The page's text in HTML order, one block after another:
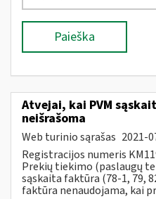
Paieška
Atvejai, kai PVM
neišrašoma
Web turinio sąrašas 2021-
Registracijos numeris
Prekių tiekimo (paslaugų
sąskaita faktūra (78-1, 79,
faktūra nenaudojama, kai